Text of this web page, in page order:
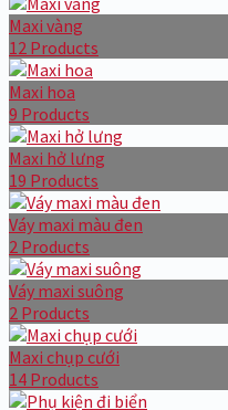
Maxi vàng
12 Products
Maxi hoa
9 Products
Maxi hở lưng
19 Products
Váy maxi màu đen
2 Products
Váy maxi suông
2 Products
Maxi chụp cưới
14 Products